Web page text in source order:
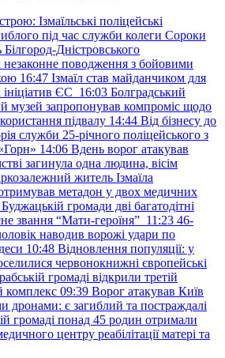
Ізмаїльські поліцейські
під час служби колеги Сороки
Дністровського
незаконне поводження з бойовими
16:47 Ізмаїл став майданчиком для
ЄС 16:03 Болградський
музей запропонував компроміс щодо
підвалу 14:44 Від бізнесу до
служби 25-річного поліцейського з
14:06 Вдень ворог атакував
загинула одна людина, вісім
житель Ізмаїла
метадон у двох медичних
громади дві багатодітні
звання “Мати-героїня” 11:23 46-
наводив ворожі удари по
10:48 Відновлення популяції: у
червонокнижні європейські
громаді відкрили третій
комплекс 09:39 Ворог атакував Київ
дронами: є загиблий та постраждалі
громаді понад 45 родин отримали
центру реабілітації матері та